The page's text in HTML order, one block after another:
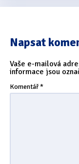
Tipy & triky(17)
Napsat
Vaše e-mailová
informace jsou
Komentář*